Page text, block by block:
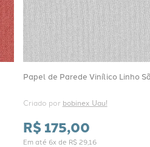
Papel de Parede Vinílico Linho
Criado por bobinex Uau!
R$175,00
Em até 6x de R$ 29,16